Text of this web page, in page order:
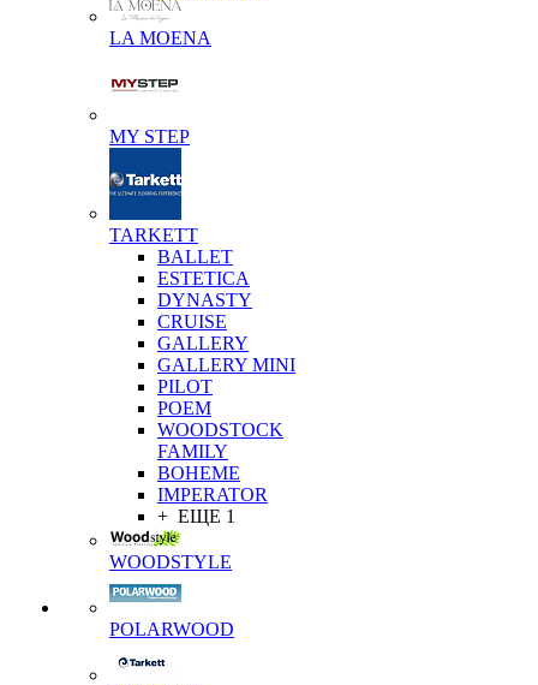
LA MOENA
MY STEP
TARKETT
BALLET
ESTETICA
DYNASTY
CRUISE
GALLERY
GALLERY MINI
PILOT
POEM
WOODSTOCK
FAMILY
BOHEME
IMPERATOR
+ ЕЩЕ 1
WOODSTYLE
POLARWOOD